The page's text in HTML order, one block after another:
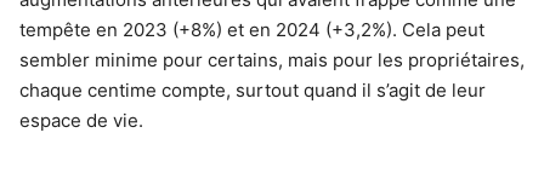
tempête en 2023 (+8%) et en 2024 (+3,2%). Cela peut
sembler minime pour certains, mais pour les propriétaires,
chaque centime compte, surtout quand il s’agit de leur
espace de vie.